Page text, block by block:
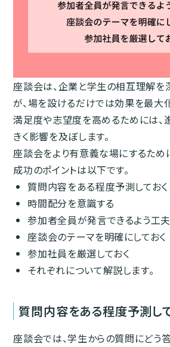
座談会は、企業と学生の相互理解を
が、場を設けるだけでは効果を最大
満足度や志望度を高めるためには、
きく影響を及ぼします。
座談会をより有意義な場にするため
成功のポイントは以下です。
質問内容をある程度予測しておく
時間配分を意識する
参加者全員が発言できるよう工
座談会のテーマを明確にしておく
参加社員を厳選しておく
それぞれについて解説します。
質問内容をある程度予測し
座談会では、学生からの質問にどう